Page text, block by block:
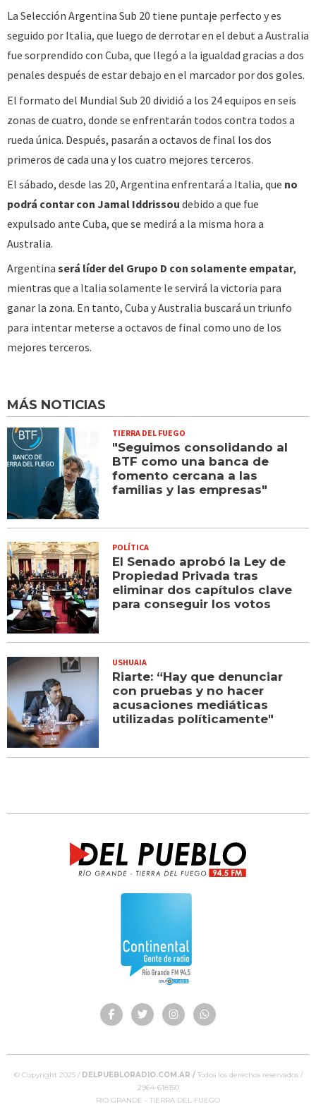
La Selección Argentina Sub 20 tiene puntaje perfecto y es
seguido por Italia, que luego de derrotar en el debut a Australia
fue sorprendido con Cuba, que llegó a la igualdad gracias a dos
penales después de estar debajo en el marcador por dos goles.
El formato del Mundial Sub 20 dividió a los 24 equipos en seis
zonas de cuatro, donde se enfrentarán todos contra todos a
rueda única. Después, pasarán a octavos de final los dos
primeros de cada una y los cuatro mejores terceros.
El sábado, desde las 20, Argentina enfrentará a Italia, que no
podrá contar con Jamal Iddrissou debido a que fue
expulsado ante Cuba, que se medirá a la misma hora a
Australia.
Argentina será líder del Grupo D con solamente empatar,
mientras que a Italia solamente le servirá la victoria para
ganar la zona. En tanto, Cuba y Australia buscará un triunfo
para intentar meterse a octavos de final como uno de los
mejores terceros.
MÁS NOTICIAS
TIERRA DEL FUEGO
"Seguimos consolidando al
BTF como una banca de
fomento cercana a las
familias y las empresas"
POLÍTICA
El Senado aprobó la Ley de
Propiedad Privada tras
eliminar dos capítulos clave
para conseguir los votos
USHUAIA
Riarte: “Hay que denunciar
con pruebas y no hacer
acusaciones mediáticas
utilizadas políticamente"
© Copyright 2025 / DELPUEBLORADIO.COM.AR /Todos los derechos reservados /
2964-618150
RIO GRANDE - TIERRA DEL FUEGO